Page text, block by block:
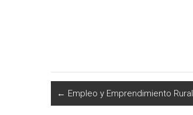
← Empleo y Emprendimiento Rural